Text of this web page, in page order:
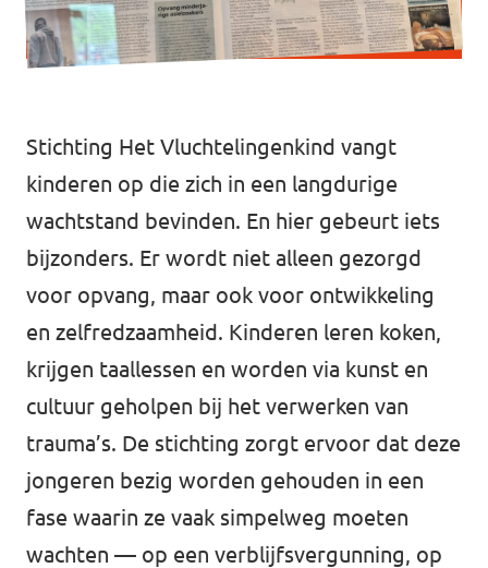
Vacatures
Vacatures Volt Zuid-Holland Zuid
Stichting Het Vluchtelingenkind vangt
kinderen op die zich in een langdurige
wachtstand bevinden. En hier gebeurt iets
bijzonders. Er wordt niet alleen gezorgd
voor opvang, maar ook voor ontwikkeling
en zelfredzaamheid. Kinderen leren koken,
krijgen taallessen en worden via kunst en
cultuur geholpen bij het verwerken van
trauma’s. De stichting zorgt ervoor dat deze
jongeren bezig worden gehouden in een
fase waarin ze vaak simpelweg moeten
wachten — op een verblijfsvergunning, op